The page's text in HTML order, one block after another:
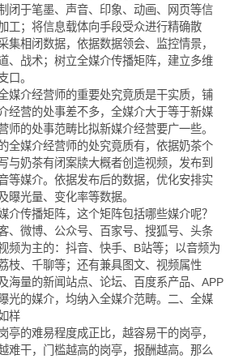
闭于笔墨、声音、印象、动画、网页等信
工；将信息载体向手段受众进行精确散
集相闭数据，依据数据领会、监控情景，
、战术；树立全媒介传播矩阵，建立多维
口。
媒介经营师的重要处究竟质是干实质，铺
经营的处事差不多，全媒介大于等于新媒
师的处事范畴比拟新媒介经营要广一些。
全媒介经营师的处究竟质有，依据奶茶个
与奶茶有闭案牍大概者创造视频，发布到
等媒介。依据发布后的数据，优化安排实
曝光量、变化率等数据。
介传播矩阵，这个矩阵包括哪些媒介呢？
、微博、公众号、百家号、搜狐号、头条
频为主的：抖音、快手、B站等；以音频为
枝、千聊等；还有兼具图文、视频属性
海量的新闻站点、论坛、百度系产品、APP
光的媒介，均纳入全媒介范畴。二、全媒
样
亭的难易程度成正比，越容易干的岗亭，
难干，门槛越高的岗亭，报酬越高。那么